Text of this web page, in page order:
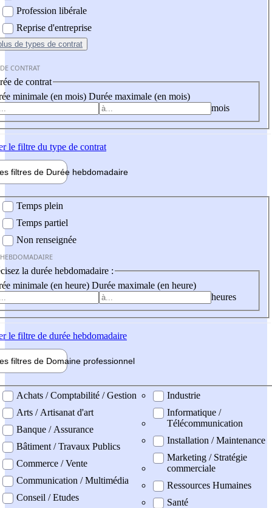
Profession libérale
Reprise d'entreprise
de types de contrat
CONTRAT
de contrat
minimale (en mois) Durée maximale (en mois)
mois
le filtre du type de contrat
filtres de Durée hebdomadaire
Temps plein
Temps partiel
Non renseignée
la durée hebdomadaire :
minimale (en heure) Durée maximale (en heure)
heures
le filtre de durée hebdomadaire
filtres de Domaine professionnel
professionel
Achats / Comptabilité / Gestion
Arts / Artisanat d'art
Banque / Assurance
Bâtiment / Travaux Publics
Commerce / Vente
Communication / Multimédia
Conseil / Etudes
Industrie
Informatique /
Télécommunication
Installation / Maintenance
Marketing / Stratégie
commerciale
Ressources Humaines
Santé